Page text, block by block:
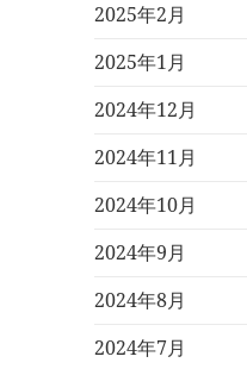
2025年2月
2025年1月
2024年12月
2024年11月
2024年10月
2024年9月
2024年8月
2024年7月